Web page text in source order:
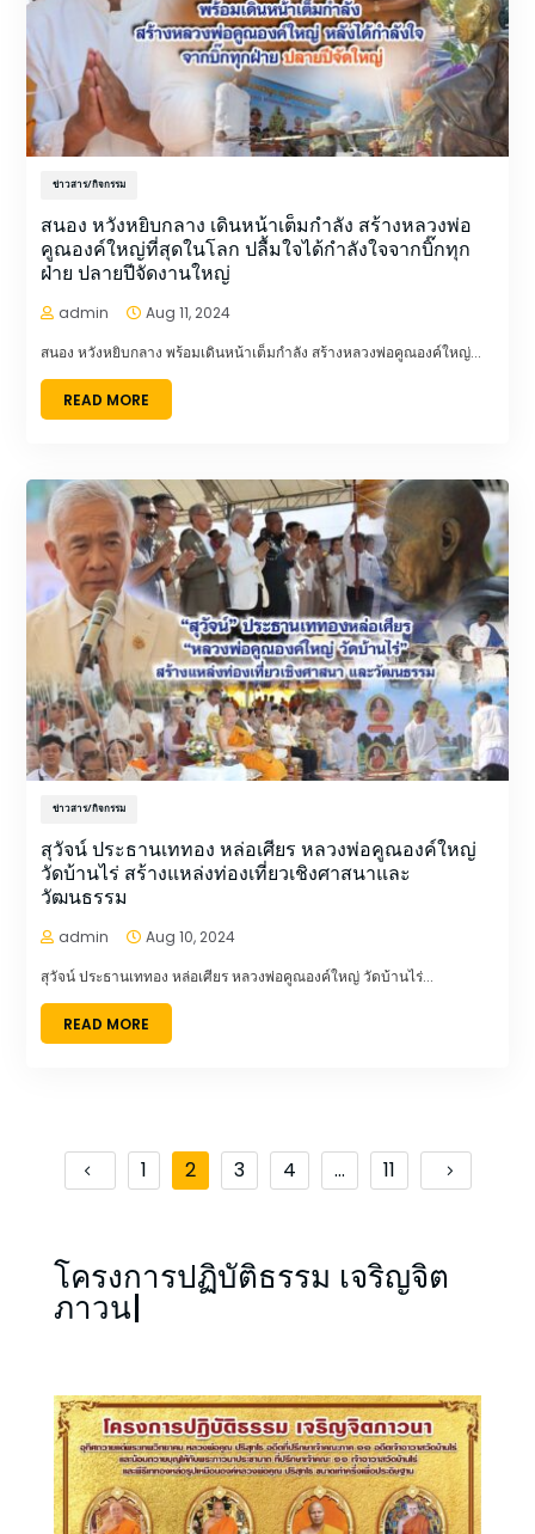
ข่าวสาร/กิจกรรม
สนอง หวังหยิบกลาง เดินหน้าเต็มกำลัง สร้างหลวงพ่อ
คูณองค์ใหญ่ที่สุดในโลก ปลื้มใจได้กำลังใจจากบิ๊กทุก
ฝ่าย ปลายปีจัดงานใหญ่
 admin  Aug 11, 2024
สนอง หวังหยิบกลาง พร้อมเดินหน้าเต็มกำลัง สร้างหลวงพ่อคูณองค์ใหญ่...
READ MORE
ข่าวสาร/กิจกรรม
สุวัจน์ ประธานเททอง หล่อเศียร หลวงพ่อคูณองค์ใหญ่
วัดบ้านไร่ สร้างแหล่งท่องเที่ยวเชิงศาสนาและ
วัฒนธรรม
 admin  Aug 10, 2024
สุวัจน์ ประธานเททอง หล่อเศียร หลวงพ่อคูณองค์ใหญ่ วัดบ้านไร่...
READ MORE
1 2 3 4 … 11
โครงการปฏบตธรรม เจรญจต
ภาวนา บา